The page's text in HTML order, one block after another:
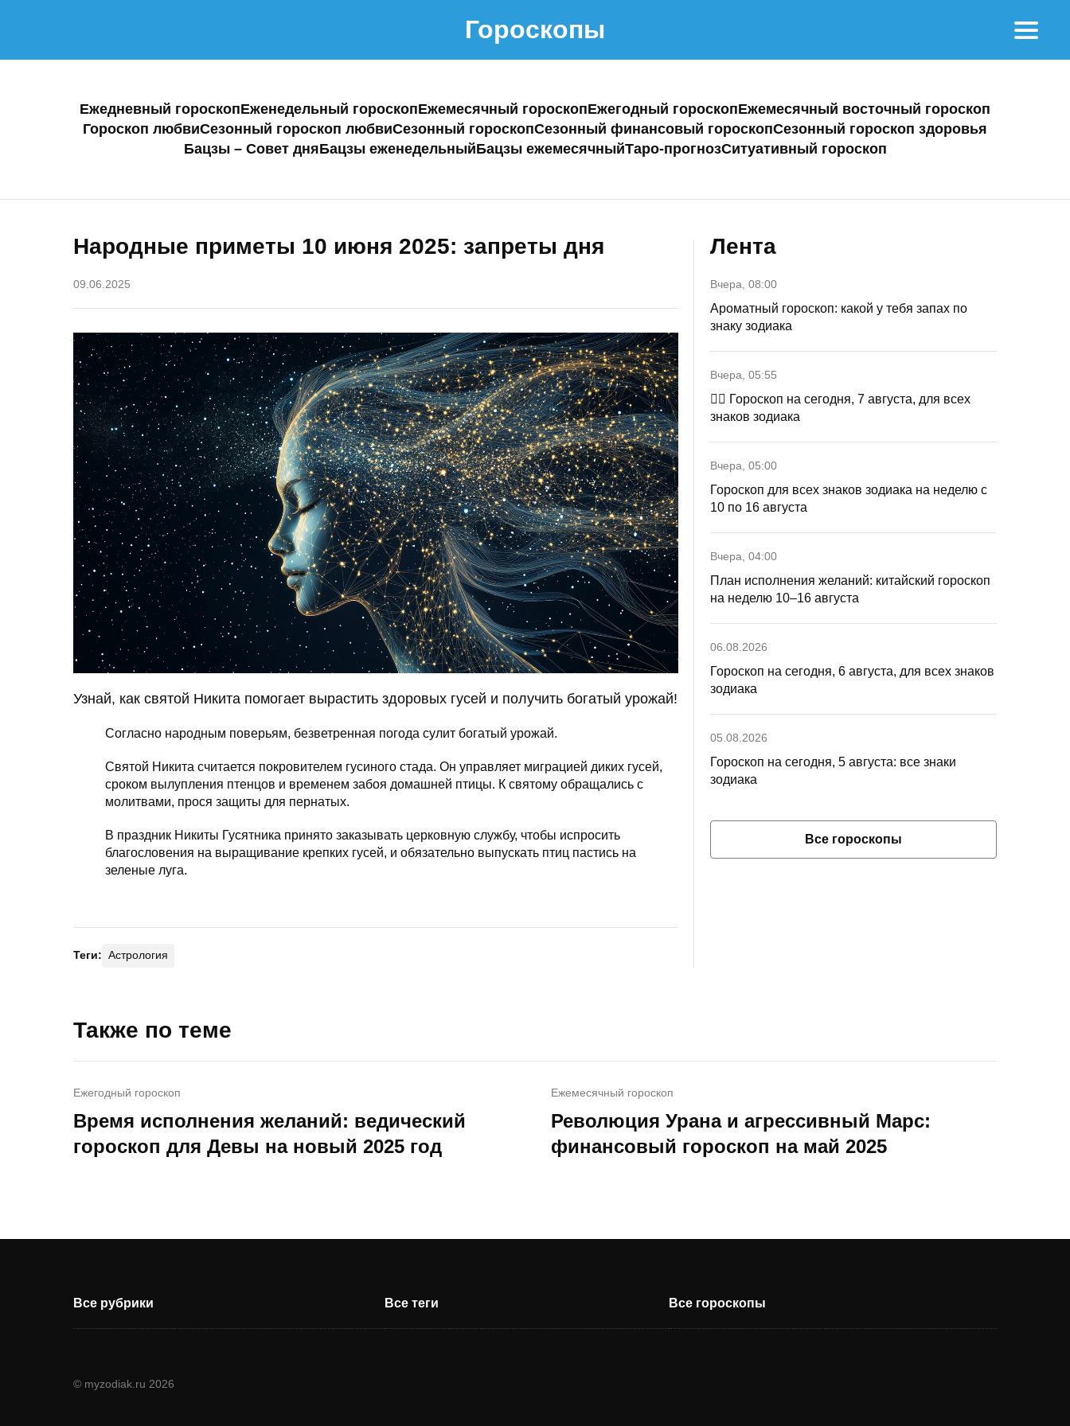
Гороскопы
Ежедневный гороскопЕженедельный гороскопЕжемесячный гороскопЕжегодный гороскопЕжемесячный восточный гороскоп
Гороскоп любвиСезонный гороскоп любвиСезонный гороскопСезонный финансовый гороскопСезонный гороскоп здоровья
Бацзы – Совет дняБацзы еженедельныйБацзы ежемесячныйТаро-прогнозСитуативный гороскоп
Народные приметы 10 июня 2025: запреты дня
09.06.2025
Узнай, как святой Никита помогает вырастить здоровых гусей и получить богатый урожай!
Согласно народным поверьям, безветренная погода сулит богатый урожай.
Святой Никита считается покровителем гусиного стада. Он управляет миграцией диких гусей,
сроком вылупления птенцов и временем забоя домашней птицы. К святому обращались с
молитвами, прося защиты для пернатых.
В праздник Никиты Гусятника принято заказывать церковную службу, чтобы испросить
благословения на выращивание крепких гусей, и обязательно выпускать птиц пастись на
зеленые луга.
Теги: Астрология
Лента
Вчера, 08:00
Ароматный гороскоп: какой у тебя запах по
знаку зодиака
Вчера, 05:55
🧙‍♀ Гороскоп на сегодня, 7 августа, для всех
знаков зодиака
Вчера, 05:00
Гороскоп для всех знаков зодиака на неделю с
10 по 16 августа
Вчера, 04:00
План исполнения желаний: китайский гороскоп
на неделю 10–16 августа
06.08.2026
Гороскоп на сегодня, 6 августа, для всех знаков
зодиака
05.08.2026
Гороскоп на сегодня, 5 августа: все знаки
зодиака
Все гороскопы
Также по теме
Ежегодный гороскоп
Время исполнения желаний: ведический
гороскоп для Девы на новый 2025 год
Ежемесячный гороскоп
Революция Урана и агрессивный Марс:
финансовый гороскоп на май 2025
Все рубрики Все теги Все гороскопы
© myzodiak.ru 2026